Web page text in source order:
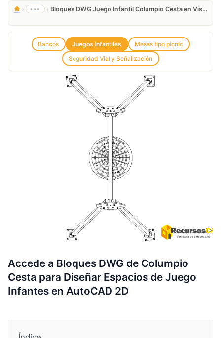
› ••• › Bloques DWG Juego Infantil Columpio Cesta en Vista Superior para AutoCAD 2D Gratis
Bancos Juegos Infantiles
Mesas tipo picnic
Seguridad Vial y Señalización
Accede a Bloques DWG de Columpio
Cesta para Diseñar Espacios de Juego
Infantes en AutoCAD 2D